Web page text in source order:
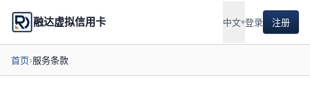
融达虚拟信用卡 中文▾登录 注册
首页›服务条款